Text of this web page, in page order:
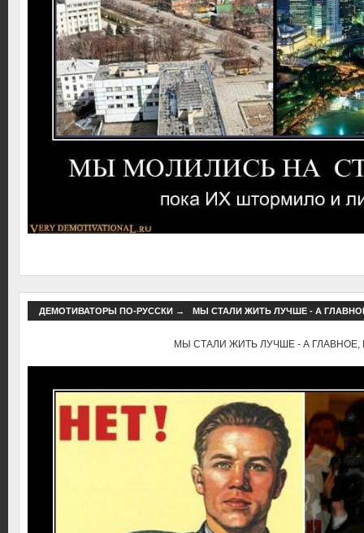
ДЕМОТИВАТОРЫ ПО-РУССКИ→ МЫ СТАЛИ ЖИТЬ ЛУЧШЕ - А
МЫ СТАЛИ ЖИТЬ ЛУЧШЕ - А ГЛАВНОЕ,